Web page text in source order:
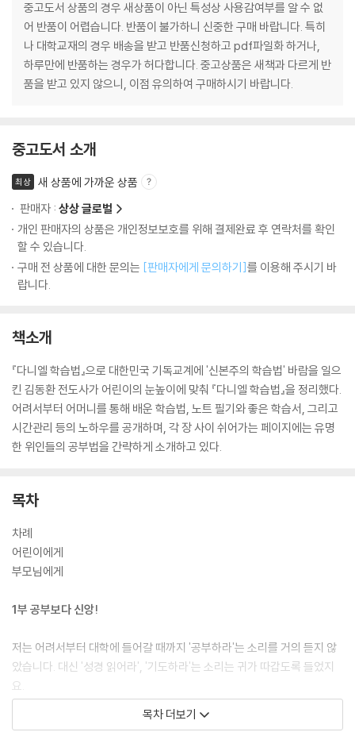
중고도서 상품의 경우 새상품이 아닌 특성상 사용감여부를 알 수 없
어 반품이 어렵습니다. 반품이 불가하니 신중한 구매 바랍니다. 특히
나 대학교재의 경우 배송을 받고 반품신청하고 pdf파일화 하거나,
하루만에 반품하는 경우가 허다합니다. 중고상품은 새책과 다르게 반
품을 받고 있지 않으니, 이점 유의하여 구매하시기 바랍니다.
중고도서 소개
최상
새 상품에 가까운 상품
판매자 : 상상 글로벌
개인 판매자의 상품은 개인정보보호를 위해 결제완료 후 연락처를 확인
할 수 있습니다.
구매 전 상품에 대한 문의는 [판매자에게 문의하기]를 이용해 주시기 바
랍니다.
책소개
『다니엘 학습법』으로 대한민국 기독교계에 '신본주의 학습법' 바람을 일으
킨 김동환 전도사가 어린이의 눈높이에 맞춰 『다니엘 학습법』을 정리했다.
어려서부터 어머니를 통해 배운 학습법, 노트 필기와 좋은 학습서, 그리고
시간관리 등의 노하우를 공개하며, 각 장 사이 쉬어가는 페이지에는 유명
한 위인들의 공부법을 간략하게 소개하고 있다.
목차
차례
어린이에게
부모님에게
1부 공부보다 신앙!
저는 어려서부터 대학에 들어갈 때까지 '공부하라'는 소리를 거의 듣지 않
았습니다. 대신 '성경 읽어라', '기도하라'는 소리는 귀가 따갑도록 들었지
요.
1장 나의 어린 시절
목차 더보기